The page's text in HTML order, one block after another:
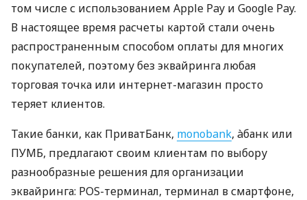
том числе с использованием Apple Pay и Google Pay.
В настоящее время расчеты картой стали очень
распространенным способом оплаты для многих
покупателей, поэтому без эквайринга любая
торговая точка или интернет-магазин просто
теряет клиентов.
Такие банки, как ПриватБанк, monobank, àбанк или
ПУМБ, предлагают своим клиентам по выбору
разнообразные решения для организации
эквайринга: POS-терминал, терминал в смартфоне,